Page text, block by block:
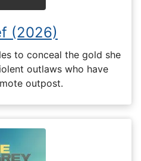
(2026)
to conceal the gold she
outlaws who have
outpost.